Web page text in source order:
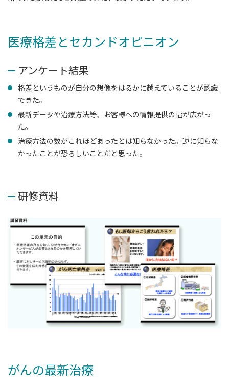
医療格差とセカンドオピニオン
アンケート結果
格差というものが自分の想像をはるかに越えていることが認識
できた。
最新データや治療方法等、お客様への情報提供の幅が広がっ
た。
治療方法の数がこれほどあったとは知らなかった。逆に知らな
かったことが恐ろしいことだと思った。
研修資料
がんの最新治療